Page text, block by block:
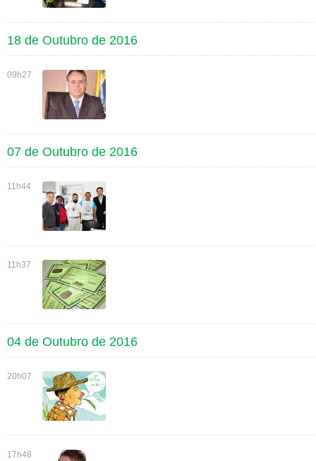
18 de Outubro de 2016
09h27
07 de Outubro de 2016
11h44
11h37
04 de Outubro de 2016
20h07
17h48